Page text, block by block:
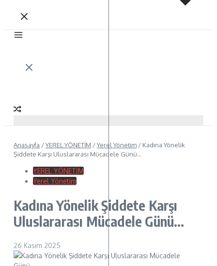
Anasayfa /YEREL YÖNETİM /Yerel Yönetim / Kadına Yönelik
Şiddete Karşı Uluslararası Mücadele Günü…
YEREL YÖNETİM
Yerel Yönetim
Kadına Yönelik Şiddete Karşı
Uluslararası Mücadele Günü…
26 Kasım 2025